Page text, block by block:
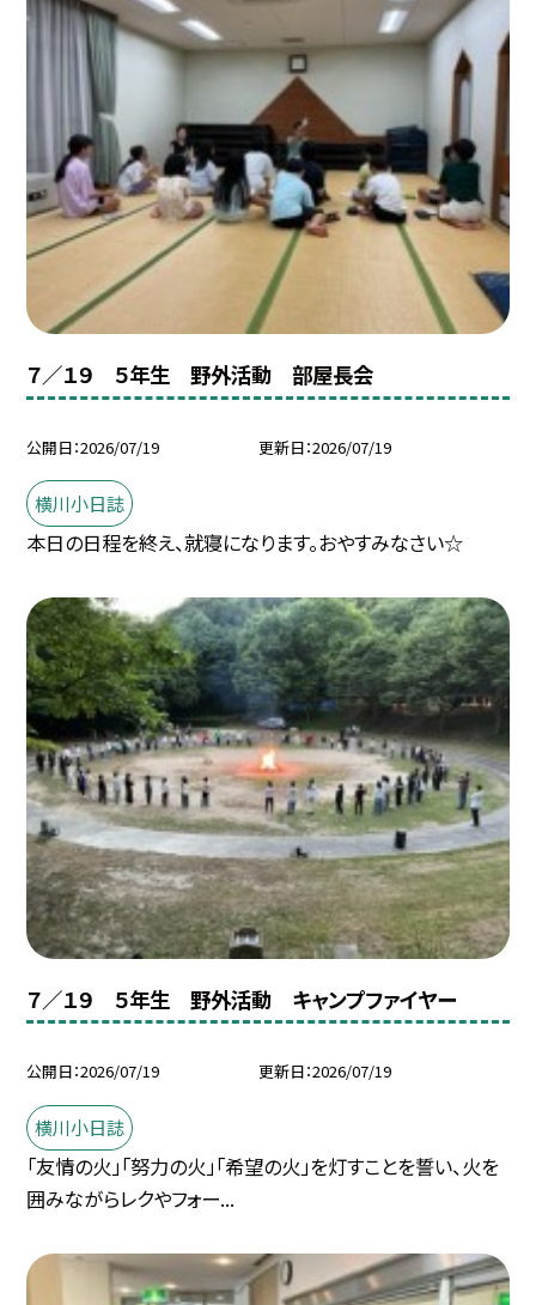
７／１９ ５年生 野外活動 部屋長会
公開日 2026/07/19 更新日 2026/07/19
横川小日誌
本日の日程を終え、就寝になります。おやすみなさい☆
７／１９ ５年生 野外活動 キャンプファイヤー
公開日 2026/07/19 更新日 2026/07/19
横川小日誌
「友情の火」「努力の火」「希望の火」を灯すことを誓い、火を
囲みながらレクやフォー...